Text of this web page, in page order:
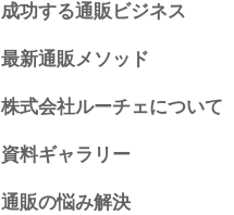
成功する通販ビジネス
最新通販メソッド
株式会社ルーチェについて
資料ギャラリー
通販の悩み解決